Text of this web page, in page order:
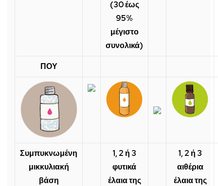
(30 έως
95%
μέγιστο
συνολικά)
ΠΟΥ
Συμπυκνωμένη
μικκυλιακή
βάση
1, 2 ή 3
φυτικά
έλαια της
1, 2 ή 3
αιθέρια
έλαια της